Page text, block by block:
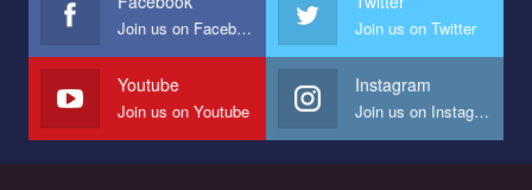
Мы просим вас поддержать нас и помочь нам реализовать
наш план по борьбе с насилием и дискриминацией на почве
СОГИ в Украине.
Все, что вам нужно сделать - это зайти на наш канал YouTube
по этой ссылке и поставить лайк под видео.
Join us on Facebook Join us on Twitter
Youtube
Join us on Youtube
Instagram
Join us on Instagram